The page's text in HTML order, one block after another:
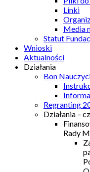
Linki
Media
Statut
Wnioski
Aktualności
Działania
Bon
Regranting
Działania –
Rady